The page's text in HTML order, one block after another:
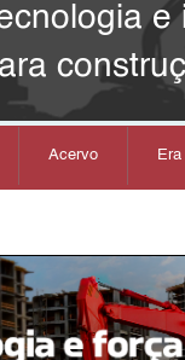
e
Acervo